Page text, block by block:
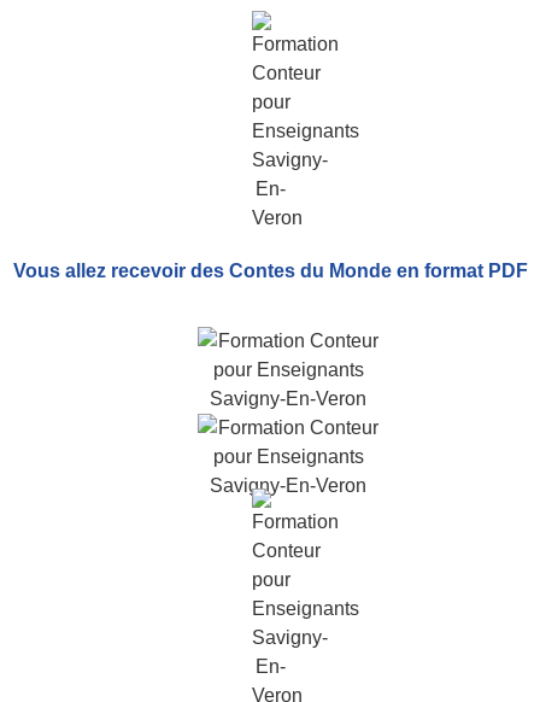
Vous allez recevoir des Contes du Monde en format PDF